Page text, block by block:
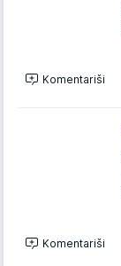
Komentariši
Komentariši